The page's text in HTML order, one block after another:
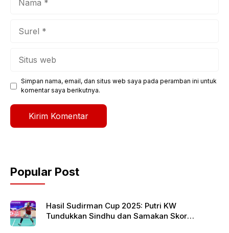
Simpan nama, email, dan situs web saya pada peramban ini untuk
komentar saya berikutnya.
Popular Post
Hasil Sudirman Cup 2025: Putri KW
Tundukkan Sindhu dan Samakan Skor